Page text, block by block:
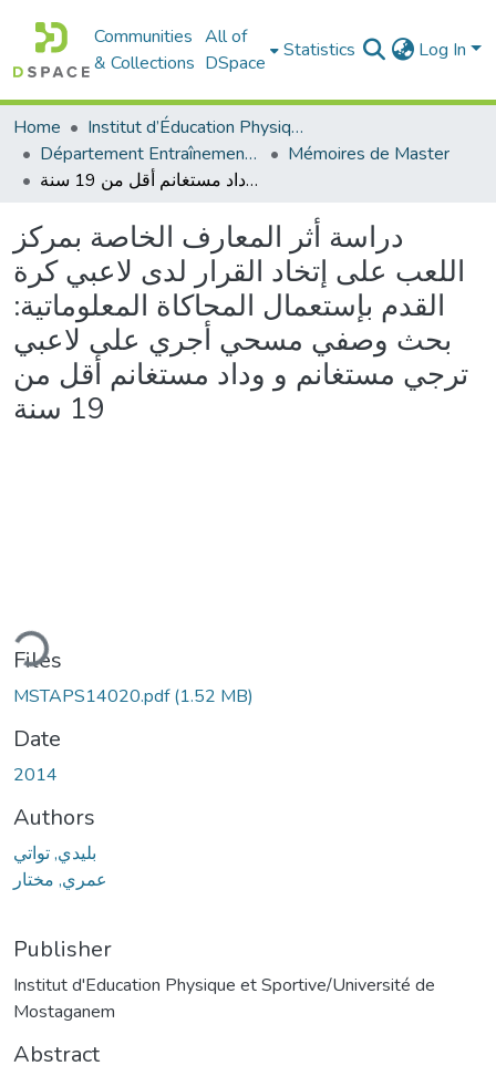
Communities
& Collections
All of
DSpace
Statistics Log In
Home
Institut d’Éducation Physique et Sportive
Département Entraînement Sportif (ES)
Mémoires de Master
دراسة أثر المعارف الخاصة بمركز اللعب على إتخاد القرار لدى لاعبي كرة القدم بإستعمال المحاكاة المعلوماتية: بحث وصفي مسحي أجري على لاعبي ترجي مستغانم و وداد مستغانم أقل من 19 سنة
دراسة أثر المعارف الخاصة بمركز
اللعب على إتخاد القرار لدى لاعبي كرة
القدم بإستعمال المحاكاة المعلوماتية:
بحث وصفي مسحي أجري على لاعبي
ترجي مستغانم و وداد مستغانم أقل من
19 سنة
Loading...
Files
MSTAPS14020.pdf(1.52 MB)
Date
2014
Authors
بليدي, تواتي
عمري, مختار
Publisher
Institut d'Education Physique et Sportive/Université de
Mostaganem
Abstract